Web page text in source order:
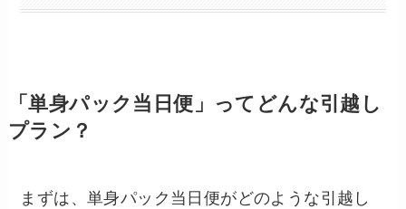
「単身パック当日便」ってどんな引越し
プラン？
まずは、単身パック当日便がどのような引越し